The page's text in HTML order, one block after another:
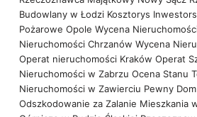
Budowlany w Łodzi Kosztorys
Pożarowe Opole Wycena
Nieruchomości Chrzanów Wycena
Operat nieruchomości Kraków Operat
Nieruchomości w Zabrzu Ocena Stanu
Nieruchomości w Zawierciu Pewny
Odszkodowanie za Zalanie Mieszkania